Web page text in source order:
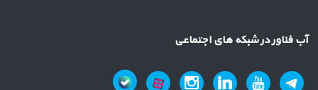
آب فناور در شبکه های اجتماعی